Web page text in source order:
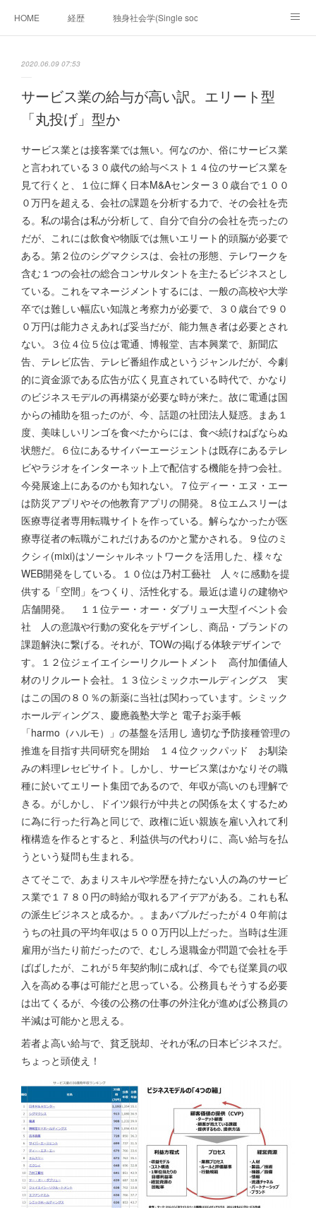
HOME 経歴 独身社会学(Single sociology)と高齢化社会学
移動出来て、工場で作る建物。未来２１００研究所
「心神の夢想２０２０」 フィリピンマンションは買うべきでは無い理由は全
海外生活の掟
フィリピンの問題点 フィリピンの歴史
フィリピン経済談義 ファッションを考える 漫画
未来２１００研究所他のアイデアマニラ男の手料理 総集編
https://globalclub.amebaownd.com/
2020.06.09 07:53
サービス業の給与が高い訳。エリート型
「丸投げ」型か
サービス業とは接客業では無い。何なのか、俗にサービス業
と言われている３０歳代の給与ベスト１４位のサービス業を
見て行くと、１位に輝く日本M&Aセンター３０歳台で１００
０万円を超える、会社の課題を分析する力で、その会社を売
る。私の場合は私が分析して、自分で自分の会社を売ったの
だが、これには飲食や物販では無いエリート的頭脳が必要で
ある。第２位のシグマクシスは、会社の形態、テレワークを
含む１つの会社の総合コンサルタントを主たるビジネスとし
ている。これをマネージメントするには、一般の高校や大学
卒では難しい幅広い知識と考察力が必要で、３０歳台で９０
０万円は能力さえあれば妥当だが、能力無き者は必要とされ
ない。３位４位５位は電通、博報堂、吉本興業で、新聞広
告、テレビ広告、テレビ番組作成というジャンルだが、今劇
的に資金源である広告が広く見直されている時代で、かなり
のビジネスモデルの再構築が必要な時が来た。故に電通は国
からの補助を狙ったのが、今、話題の社団法人疑惑。まあ１
度、美味しいリンゴを食べたからには、食べ続けねばならぬ
状態だ。６位にあるサイバーエージェントは既存にあるテレ
ビやラジオをインターネット上で配信する機能を持つ会社。
今発展途上にあるのかも知れない。７位ディー・エヌ・エー
は防災アプリやその他教育アプリの開発。８位エムスリーは
医療専従者専用転職サイトを作っている。解らなかったが医
療専従者の転職がこれだけあるのかと驚かされる。９位のミ
クシィ(mixi)はソーシャルネットワークを活用した、様々な
WEB開発をしている。１０位は乃村工藝社 人々に感動を提
供する「空間」をつくり、活性化する。最近は遣りの建物や
店舗開発。 １１位テー・オー・ダブリュー大型イベント会
社 人の意識や行動の変化をデザインし、商品・ブランドの
課題解決に繋げる。それが、TOWの掲げる体験デザインで
す。１２位ジェイエイシーリクルートメント 高付加価値人
材のリクルート会社。１３位シミックホールディングス 実
はこの国の８０％の新薬に当社は関わっています。シミック
ホールディングス、慶應義塾大学と 電子お薬手帳
「harmo（ハルモ）」の基盤を活用し 適切な予防接種管理の
推進を目指す共同研究を開始 １４位クックパッド お馴染
みの料理レセピサイト。しかし、サービス業はかなりその職
種に於いてエリート集団であるので、年収が高いのも理解で
きる。がしかし、ドイツ銀行が中共との関係を太くするため
に為に行った行為と同じで、政権に近い親族を雇い入れて利
権構造を作るとすると、利益供与の代わりに、高い給与を払
うという疑問も生まれる。
さてそこで、あまりスキルや学歴を持たない人の為のサービ
ス業で１７８０円の時給が取れるアイデアがある。これも私
の派生ビジネスと成るか。。まあバブルだったが４０年前は
うちの社員の平均年収は５００万円以上だった。当時は生涯
雇用が当たり前だったので、むしろ退職金が問題で会社を手
ばばしたが、これが５年契約制に成れば、今でも従業員の収
入を高める事は可能だと思っている。公務員もそうする必要
は出てくるが、今後の公務の仕事の外注化が進めば公務員の
半減は可能かと思える。
若者よ高い給与で、貧乏脱却、それが私の日本ビジネスだ。
ちょっと頭使え！